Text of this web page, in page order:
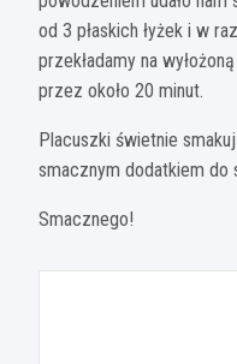
od 3 płaskich łyżek i w
przekładamy na
przez około 20 minut.
Placuszki świetnie
smacznym dodatkiem do
Smacznego!